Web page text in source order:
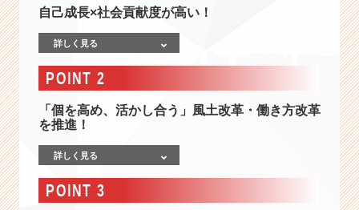
プ
場
専
商
9
自己成長×社会貢献度が高い！
詳しく見る
POINT 2
「個を高め、活かし合う」風土改革・働き方改革
を推進！
詳しく見る
POINT 3